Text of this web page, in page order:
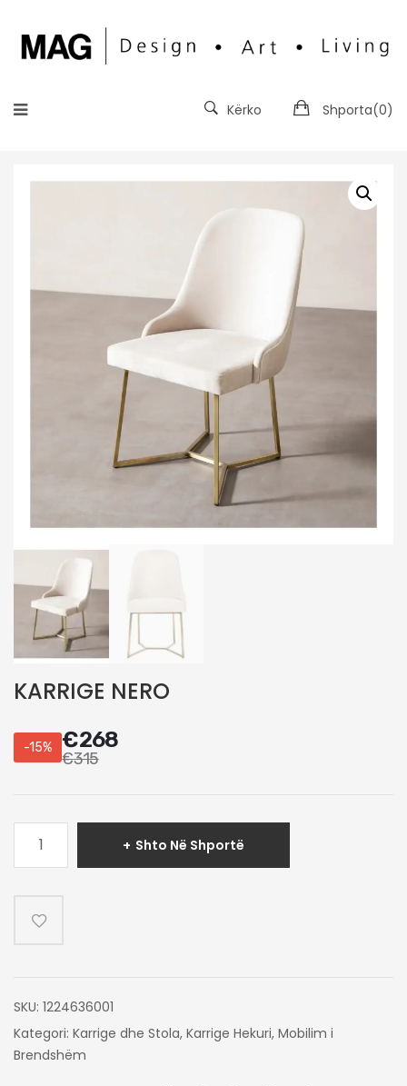
Shporta(0)
Kërko
KARRIGE NERO
-15% €268
€315
KARRIGE
Shto Në Shportë
SKU: 1224636001
Kategori: Karrige dhe Stola, Karrige Hekuri, Mobilim i
Brendshëm